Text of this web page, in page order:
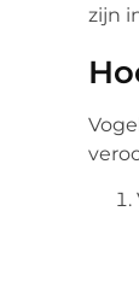
zijn